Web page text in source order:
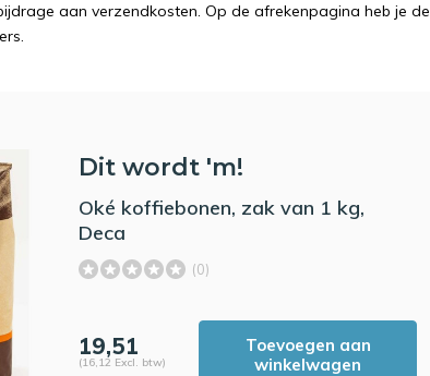
aan verzendkosten. Op de afrekenpagina heb je de
Dit wordt 'm!
Oké koffiebonen, zak van 1 kg,
Deca
(0)
19,51
(16,12 Excl. btw)
Toevoegen aan
winkelwagen